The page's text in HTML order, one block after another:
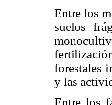
Entre los
suelos
forestales
y las
Entre los